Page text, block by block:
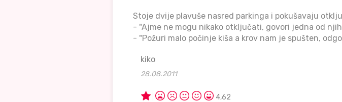
Stoje dvije plavuše nasred parkinga i pokušavaju
- "Ajme ne mogu nikako otključati, govori jedna od
- "Požuri malo počinje kiša a krov nam je spušten,
kiko
28.08.2011
4,62